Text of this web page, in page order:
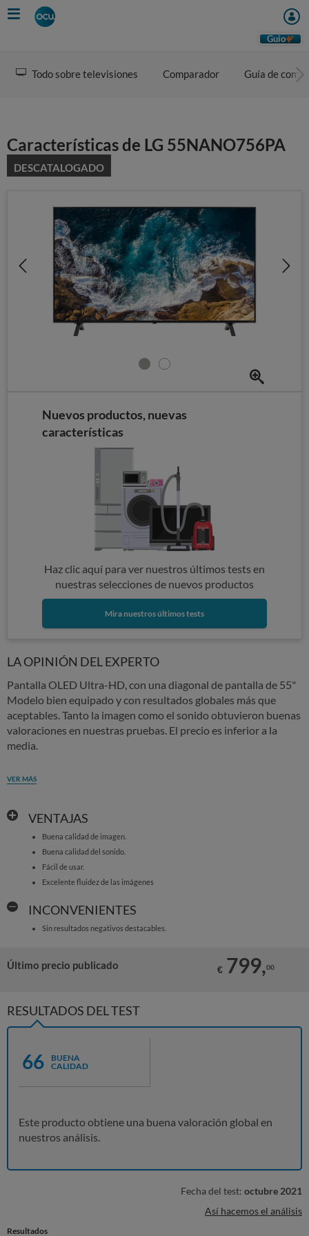
Skip
to
Guio
Todo sobre televisiones Comparador Guía de
Características de LG 55NANO756PA
DESCATALOGADO
Nuevos productos, nuevas
características
Haz clic aquí para ver nuestros últimos tests en
nuestras selecciones de nuevos productos
Mira nuestros últimos tests
LA OPINIÓN DEL EXPERTO
Pantalla OLED Ultra-HD, con una diagonal de pantalla de 55"
Modelo bien equipado y con resultados globales más que
aceptables. Tanto la imagen como el sonido obtuvieron buenas
valoraciones en nuestras pruebas. El precio es inferior a la
media.
VER MÁS
VENTAJAS
Buena calidad de imagen.
Buena calidad del sonido.
Fácil de usar.
Excelente fluidez de las imágenes
INCONVENIENTES
Sin resultados negativos destacables.
Último precio publicado € 799,00
RESULTADOS DEL TEST
66
BUENA
CALIDAD
Este producto obtiene una buena valoración global en
nuestros análisis.
Fecha del test: octubre 2021
Así hacemos el análisis
Resultados